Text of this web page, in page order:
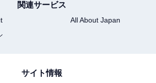
関連サービス
All About Japan
サイト情報